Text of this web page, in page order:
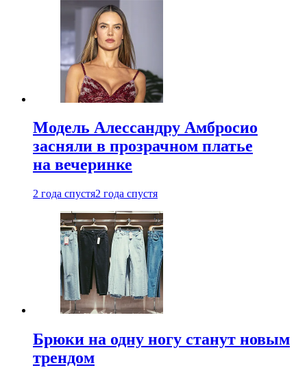
Модель Алессандру Амбросио
засняли в прозрачном платье
на вечеринке
2 года спустя2 года спустя
Брюки на одну ногу станут новым
трендом